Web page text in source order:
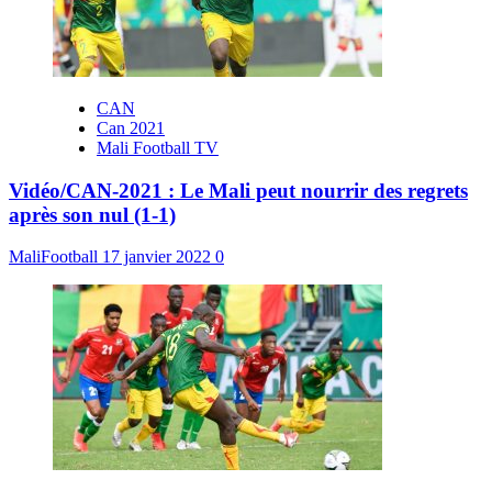
CAN
Can 2021
Mali Football TV
Vidéo/CAN-2021 : Le Mali peut nourrir des regrets
après son nul (1-1)
MaliFootball 17 janvier 2022 0